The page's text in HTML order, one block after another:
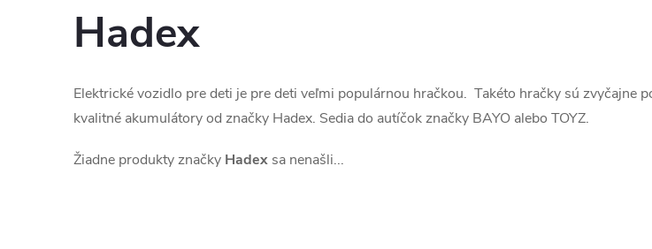
Hadex
Elektrické vozidlo pre deti je pre deti veľmi populárnou hračkou. Takéto hračky sú zvyčajne
kvalitné akumulátory od značky Hadex. Sedia do autíčok značky BAYO alebo TOYZ.
Žiadne produkty značky Hadex sa nenašli...